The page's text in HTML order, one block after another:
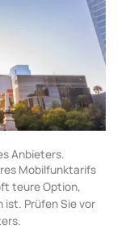
Anbieters.
Mobilfunktarifs
teure Option,
ist. Prüfen Sie vor